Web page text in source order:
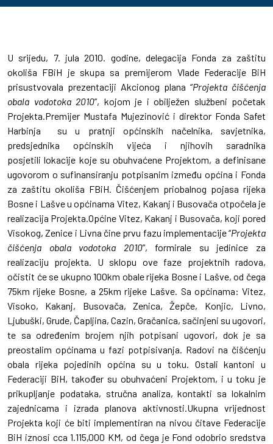
U srijedu, 7. jula 2010. godine, delegacija Fonda za zaštitu
okoliša FBiH je skupa sa premijerom Vlade Federacije BiH
prisustvovala prezentaciji Akcionog plana “Projekta čišćenja
obala vodotoka 2010”, kojom je i obilježen službeni početak
Projekta.Premijer Mustafa Mujezinović i direktor Fonda Safet
Harbinja su u pratnji općinskih načelnika, savjetnika,
predsjednika općinskih vijeća i njihovih saradnika
posjetili lokacije koje su obuhvaćene Projektom, a definisane
ugovorom o sufinansiranju potpisanim između općina i Fonda
za zaštitu okoliša FBiH. Čišćenjem priobalnog pojasa rijeka
Bosne i Lašve u općinama Vitez, Kakanj i Busovača otpočela je
realizacija Projekta.Općine Vitez, Kakanj i Busovača, koji pored
Visokog, Zenice i Livna čine prvu fazu implementacije “Projekta
čišćenja obala vodotoka 2010”, formirale su jedinice za
realizaciju projekta. U sklopu ove faze projektnih radova,
očistit će se ukupno 100km obale rijeka Bosne i Lašve, od čega
75km rijeke Bosne, a 25km rijeke Lašve. Sa općinama: Vitez,
Visoko, Kakanj, Busovača, Zenica, Žepče, Konjic, Livno,
Ljubuški, Grude, Čapljina, Cazin, Gračanica, sačinjeni su ugovori,
te sa određenim brojem njih potpisani ugovori, dok je sa
preostalim općinama u fazi potpisivanja. Radovi na čišćenju
obala rijeka pojedinih općina su u toku. Ostali kantoni u
Federaciji BiH, također su obuhvaćeni Projektom, i u toku je
prikupljanje podataka, stručna analiza, kontakti sa lokalnim
zajednicama i izrada planova aktivnosti.Ukupna vrijednost
Projekta koji će biti implementiran na nivou čitave Federacije
BiH iznosi cca 1.115,000 KM, od čega je Fond odobrio sredstva